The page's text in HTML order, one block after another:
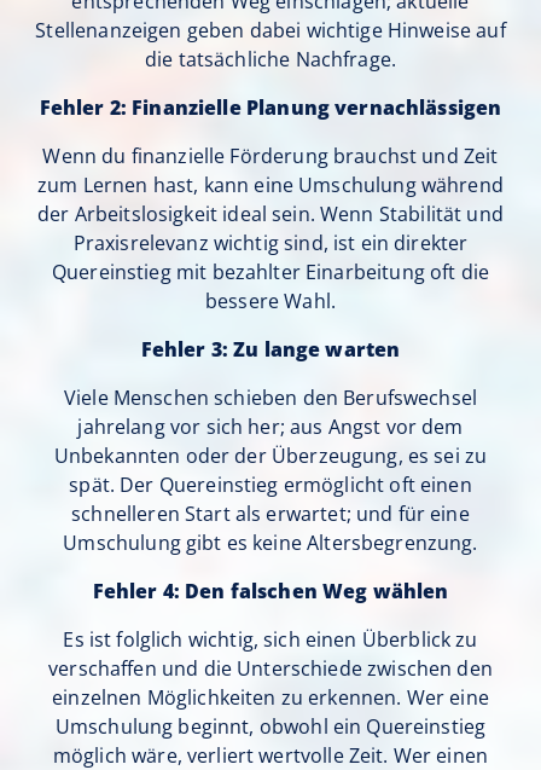
Stellenanzeigen geben dabei wichtige Hinweise auf
die tatsächliche Nachfrage.
Fehler 2: Finanzielle Planung vernachlässigen
Wenn du finanzielle Förderung brauchst und Zeit
zum Lernen hast, kann eine Umschulung während
der Arbeitslosigkeit ideal sein. Wenn Stabilität und
Praxisrelevanz wichtig sind, ist ein direkter
Quereinstieg mit bezahlter Einarbeitung oft die
bessere Wahl.
Fehler 3: Zu lange warten
Viele Menschen schieben den Berufswechsel
jahrelang vor sich her; aus Angst vor dem
Unbekannten oder der Überzeugung, es sei zu
spät. Der Quereinstieg ermöglicht oft einen
schnelleren Start als erwartet; und für eine
Umschulung gibt es keine Altersbegrenzung.
Fehler 4: Den falschen Weg wählen
Es ist folglich wichtig, sich einen Überblick zu
verschaffen und die Unterschiede zwischen den
einzelnen Möglichkeiten zu erkennen. Wer eine
Umschulung beginnt, obwohl ein Quereinstieg
möglich wäre, verliert wertvolle Zeit. Wer einen